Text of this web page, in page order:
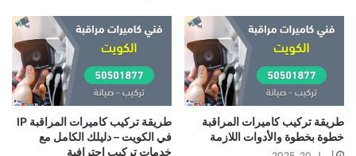
طريقة تركيب كاميرات المراقبة
خطوة بخطوة والأدوات اللازمة
طريقة تركيب كاميرات المراقبة IP
في الكويت – دليلك الكامل مع
خدمات تركيب احترافية